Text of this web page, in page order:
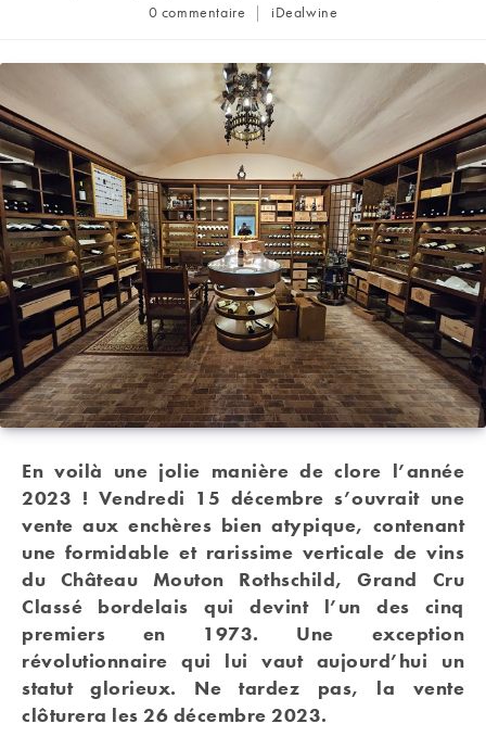
Commentaires
publication :
0 commentaire
Auteur/autrice
publication :
iDealwine
En voilà une jolie manière de clore l’année
2023 ! Vendredi 15 décembre s’ouvrait une
vente aux enchères bien atypique, contenant
une formidable et rarissime verticale de vins
du Château Mouton Rothschild, Grand Cru
Classé bordelais qui devint l’un des cinq
premiers en 1973. Une exception
révolutionnaire qui lui vaut aujourd’hui un
statut glorieux. Ne tardez pas, la vente
clôturera les 26 décembre 2023.